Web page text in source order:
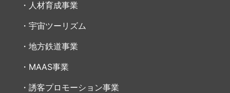
人材育成事業
宇宙ツーリズム
地方鉄道事業
MAAS事業
誘客プロモーション事業